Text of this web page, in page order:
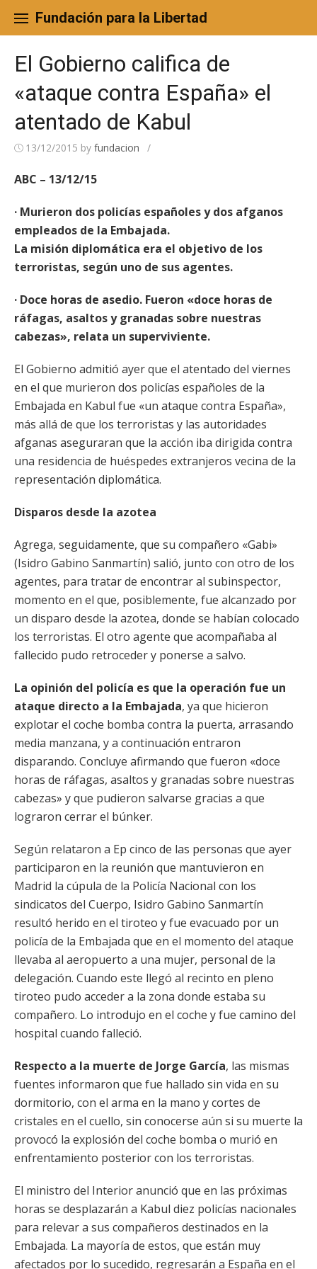
content
Fundación para la Libertad
El Gobierno califica de
«ataque contra España» el
atentado de Kabul
13/12/2015 by fundacion /
ABC – 13/12/15
· Murieron dos policías españoles y dos afganos
empleados de la Embajada.
La misión diplomática era el objetivo de los
terroristas, según uno de sus agentes.
· Doce horas de asedio. Fueron «doce horas de
ráfagas, asaltos y granadas sobre nuestras
cabezas», relata un superviviente.
El Gobierno admitió ayer que el atentado del viernes
en el que murieron dos policías españoles de la
Embajada en Kabul fue «un ataque contra España»,
más allá de que los terroristas y las autoridades
afganas aseguraran que la acción iba dirigida contra
una residencia de huéspedes extranjeros vecina de la
representación diplomática.
Disparos desde la azotea
Agrega, seguidamente, que su compañero «Gabi»
(Isidro Gabino Sanmartín) salió, junto con otro de los
agentes, para tratar de encontrar al subinspector,
momento en el que, posiblemente, fue alcanzado por
un disparo desde la azotea, donde se habían colocado
los terroristas. El otro agente que acompañaba al
fallecido pudo retroceder y ponerse a salvo.
La opinión del policía es que la operación fue un
ataque directo a la Embajada, ya que hicieron
explotar el coche bomba contra la puerta, arrasando
media manzana, y a continuación entraron
disparando. Concluye afirmando que fueron «doce
horas de ráfagas, asaltos y granadas sobre nuestras
cabezas» y que pudieron salvarse gracias a que
lograron cerrar el búnker.
Según relataron a Ep cinco de las personas que ayer
participaron en la reunión que mantuvieron en
Madrid la cúpula de la Policía Nacional con los
sindicatos del Cuerpo, Isidro Gabino Sanmartín
resultó herido en el tiroteo y fue evacuado por un
policía de la Embajada que en el momento del ataque
llevaba al aeropuerto a una mujer, personal de la
delegación. Cuando este llegó al recinto en pleno
tiroteo pudo acceder a la zona donde estaba su
compañero. Lo introdujo en el coche y fue camino del
hospital cuando falleció.
Respecto a la muerte de Jorge García, las mismas
fuentes informaron que fue hallado sin vida en su
dormitorio, con el arma en la mano y cortes de
cristales en el cuello, sin conocerse aún si su muerte la
provocó la explosión del coche bomba o murió en
enfrentamiento posterior con los terroristas.
El ministro del Interior anunció que en las próximas
horas se desplazarán a Kabul diez policías nacionales
para relevar a sus compañeros destinados en la
Embajada. La mayoría de estos, que están muy
afectados por lo sucedido, regresarán a España en el